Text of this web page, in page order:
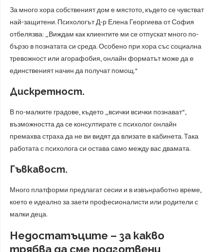
За много хора собственият дом е мястото, където се чувстват
най-защитени. Психологът Д-р Елена Георгиева от София
отбелязва: „Виждам как клиентите ми се отпускат много по-
бързо в познатата си среда. Особено при хора със социална
тревожност или агорафобия, онлайн форматът може да е
единственият начин да получат помощ.“
Дискретност.
В по-малките градове, където „всички всички познават“,
възможността да се консултирате с психолог онлайн
премахва страха да не ви видят да влизате в кабинета. Така
работата с психолога си остава само между вас двамата.
Гъвкавост.
Много платформи предлагат сесии и в извънработно време,
което е идеално за заети професионалисти или родители с
малки деца.
Недостатъците – за какво
трябва да сме подготвени